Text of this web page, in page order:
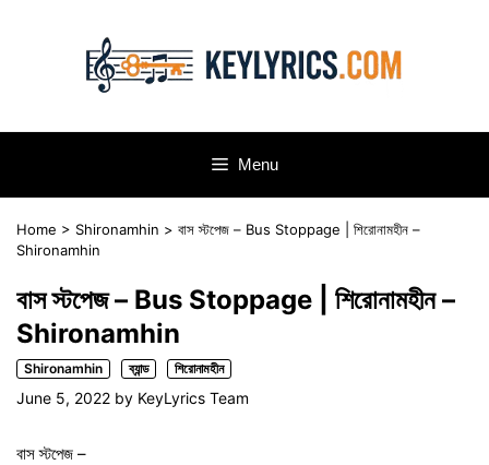
Menu
Home > Shironamhin > বাস স্টপেজ – Bus Stoppage | শিরোনামহীন –
Shironamhin
বাস স্টপেজ – Bus Stoppage | শিরোনামহীন –
Shironamhin
Shironamhin ব্যান্ড শিরোনামহীন
June 5, 2022 by KeyLyrics Team
বাস স্টপেজ –